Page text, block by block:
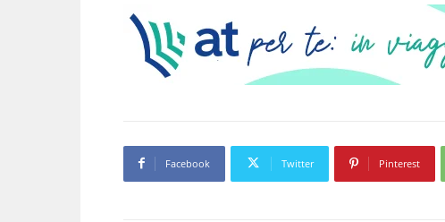
Facebook Twitter Pinterest